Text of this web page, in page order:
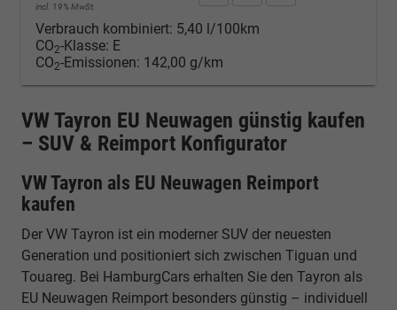
incl. 19% MwSt.
Verbrauch kombiniert: 5,40 l/100km
CO2-Klasse: E
CO2-Emissionen: 142,00 g/km
VW Tayron EU Neuwagen günstig kaufen
– SUV & Reimport Konfigurator
VW Tayron als EU Neuwagen Reimport
kaufen
Der VW Tayron ist ein moderner SUV der neuesten
Generation und positioniert sich zwischen Tiguan und
Touareg. Bei HamburgCars erhalten Sie den Tayron als
EU Neuwagen Reimport besonders günstig – individuell